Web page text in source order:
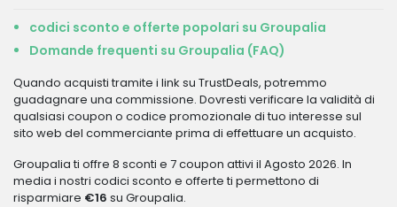
codici sconto e offerte popolari su Groupalia
Domande frequenti su Groupalia (FAQ)
Quando acquisti tramite i link su TrustDeals, potremmo
guadagnare una commissione. Dovresti verificare la validità di
qualsiasi coupon o codice promozionale di tuo interesse sul
sito web del commerciante prima di effettuare un acquisto.
Groupalia ti offre 8 sconti e 7 coupon attivi il Agosto 2026. In
media i nostri codici sconto e offerte ti permettono di
risparmiare €16 su Groupalia.